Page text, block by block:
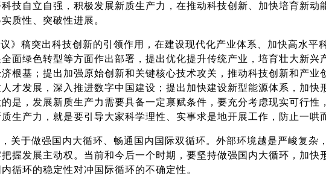
技自立自强，积极发展新质生产力，在推动科技创新、加快培育新动
质性、突破性进展。
议》稿突出科技创新的引领作用，在建设现代化产业体系、加快高水平
面绿色转型等方面作出部署，提出优化提升传统产业，培育壮大新兴
根基；提出加强原始创新和关键核心技术攻关，推动科技创新和产业
才发展，深入推进数字中国建设；提出加快建设新型能源体系，加快
是，发展新质生产力需要具备一定禀赋条件，要充分考虑现实可行性
生产力，就是要引导大家科学理性、实事求是地开展工作，防止一哄
关于做强国内大循环、畅通国内国际双循环。外部环境越是严峻复杂
把握发展主动权。当前和今后一个时期，要坚持做强国内大循环，加快
循环的稳定性对冲国际循环的不确定性。